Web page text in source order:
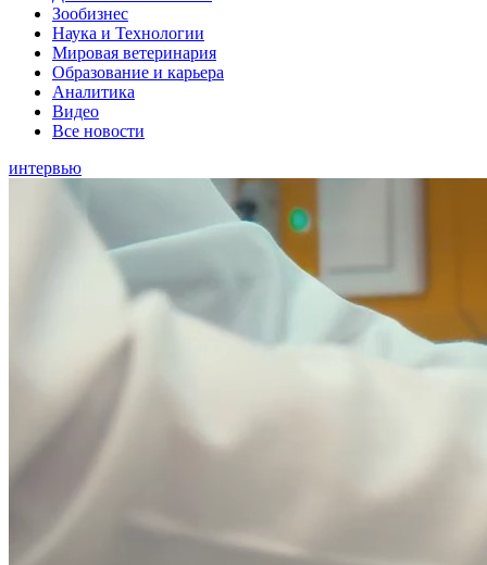
Зообизнес
Наука и Технологии
Мировая ветеринария
Образование и карьера
Аналитика
Видео
Все новости
интервью